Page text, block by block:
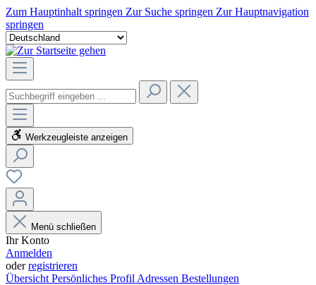
Zum Hauptinhalt springen Zur Suche springen Zur Hauptnavigation
springen
Werkzeugleiste anzeigen
Menü schließen
Ihr Konto
Anmelden
oderregistrieren
Übersicht Persönliches Profil Adressen Bestellungen